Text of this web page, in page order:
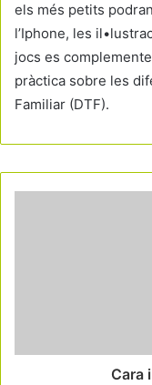
els més petits
l’Iphone, les
jocs es
pràctica sobre les
Familiar (DTF).
Cara